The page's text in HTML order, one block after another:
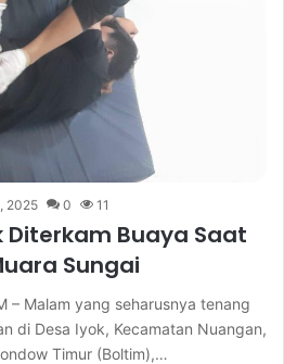
2025 0 11
Diterkam Buaya Saat
Sungai
– Malam yang seharusnya tenang
di Desa Iyok, Kecamatan Nuangan,
Timur (Boltim),…